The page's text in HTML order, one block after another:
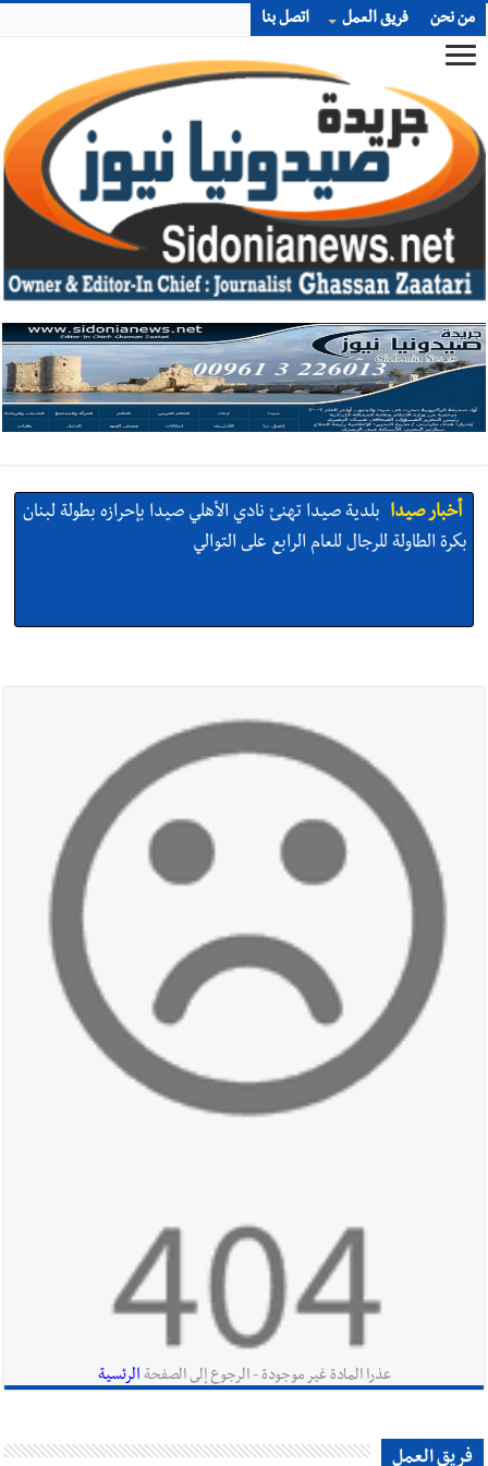
من نحن فريق العمل اتصل بنا
أخبار صيدا بلدية صيدا تهنئ نادي الأهلي صيدا بإحرازه بطولة لبنان
بكرة الطاولة للرجال للعام الرابع على التوالي
أخبار صيدا بالصور: رئيسا بلديتي صيدا وصور يشاركان في ورشة
تقنية حول الحد من النفايات البحرية وشباك الصيد المهملة
البطولة
أخبار صيدا
مؤسسة مياه لبنان الجنوبي : انخفاض التغذية بالمياه
في صيدا نتيجة الانقطاع المتكرر لخط الخدمات الكهربائي
الحزب يلاقي إشارات الشرع
أخبار لبنان
جولة ثامنة مطلع أيلول... و3 أيام من الأخذ والردّ من
عذرا المادة غير موجودة - الرجوع إلى الصفحة الرئسية
فريق العمل